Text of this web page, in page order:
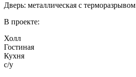
Дверь: металлическая с терморазрывом
В проекте:
Холл
Гостиная
Кухня
с/у